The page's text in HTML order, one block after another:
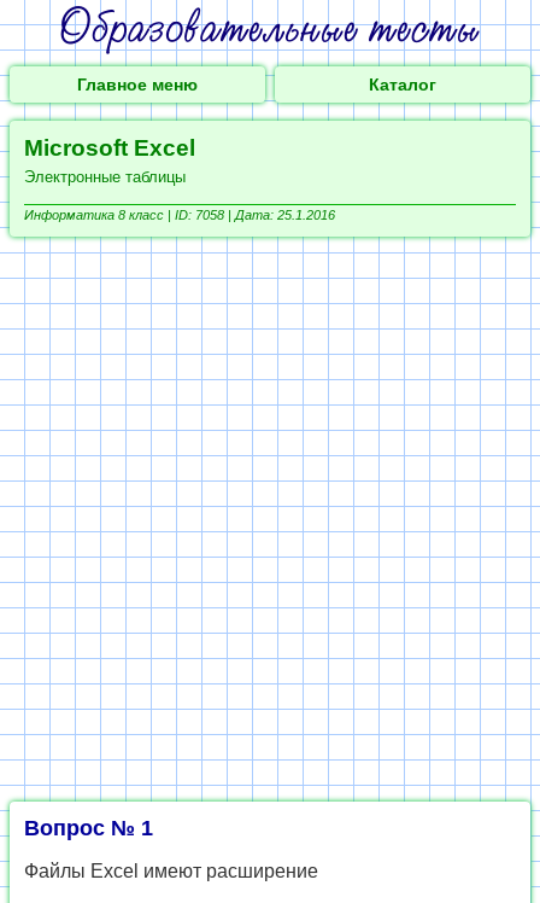
Главное меню Каталог
Microsoft Excel
Электронные таблицы
Информатика 8 класс | ID: 7058 | Дата: 25.1.2016
Вопрос № 1
Файлы Excel имеют расширение